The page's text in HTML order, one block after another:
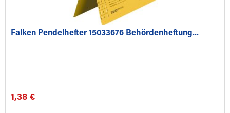
Falken Pendelhefter 15033676 Behördenheftung...
1,38 €